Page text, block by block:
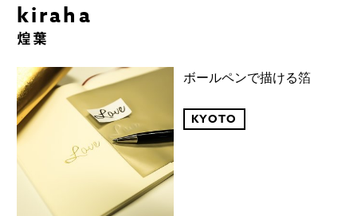
kiraha
煌葉
ボールペンで描ける箔
KYOTO